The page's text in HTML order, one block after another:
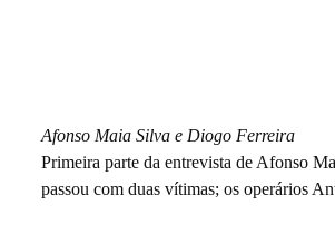
Afonso Maia Silva e Diogo Ferreira
Primeira parte da entrevista de Afonso
passou com duas vítimas; os operários